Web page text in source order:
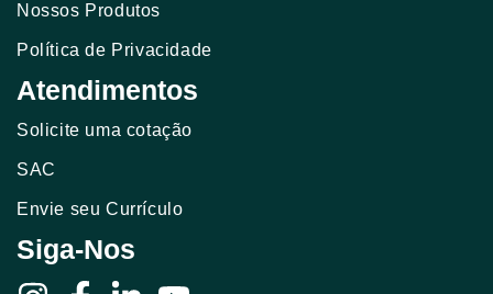
Nossos Produtos
Política de Privacidade
Atendimentos
Solicite uma cotação
SAC
Envie seu Currículo
Siga-Nos